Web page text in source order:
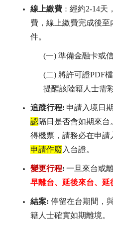
線上繳費 ： 經約2-14天
費，線上繳費完成後
件。
(一) 準備金融卡或
(二) 將許可證PDF
提醒該陸籍人士需
追蹤行程: 申請入境日
認隔日是否會如期來
得機票，請務必在申
申請作廢 入台證。
變更行程:一旦來台或
早離台、延後來台、延
結案: 停留在台期間，
籍人士確實如期離境。